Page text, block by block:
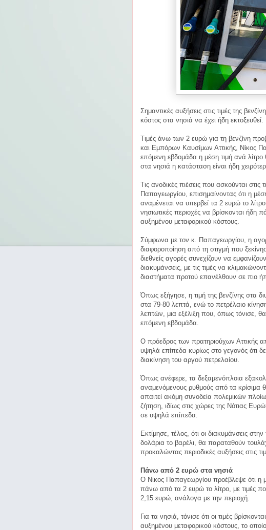
Σημαντικές αυξήσεις στις τιμές της
κόστος στα νησιά να έχει ήδη εκτοξευθεί.
Τιμές άνω των 2 ευρώ για τη βενζίνη
και Εμπόρων Καυσίμων Αττικής, Νίκος
επόμενη εβδομάδα η μέση τιμή ανά
στα νησιά η κατάσταση είναι ήδη
Τις ανοδικές πιέσεις που ασκούνται
Παπαγεωργίου, επισημαίνοντας ότι η
αναμένεται να υπερβεί τα 2 ευρώ το
νησιωτικές περιοχές να βρίσκονται
αυξημένου μεταφορικού κόστους.
Σύμφωνα με τον κ. Παπαγεωργίου, η
διαφοροποίηση από τη στιγμή που
διεθνείς αγορές συνεχίζουν να
διακυμάνσεις, με τις τιμές να
διαστήματα προτού επανέλθουν σε πιο
Όπως εξήγησε, η τιμή της βενζίνης στα
στα 79-80 λεπτά, ενώ το πετρέλαιο
λεπτών, μια εξέλιξη που, όπως τόνισε, θα
επόμενη εβδομάδα.
Ο πρόεδρος των πρατηριούχων Αττικής
υψηλά επίπεδα κυρίως στο γεγονός ότι
διακίνηση του αργού πετρελαίου.
Όπως ανέφερε, τα δεξαμενόπλοια
αναμενόμενους ρυθμούς από τα κρίσιμα
απαιτεί ακόμη συνοδεία πολεμικών
ζήτηση, ιδίως στις χώρες της Νότιας
σε υψηλά επίπεδα.
Εκτίμησε, τέλος, ότι οι διακυμάνσεις
δολάρια το βαρέλι, θα παραταθούν
προκαλώντας περιοδικές αυξήσεις στις
Πάνω από 2 ευρώ στα νησιά
Ο Νίκος Παπαγεωργίου προέβλεψε ότι η
πάνω από τα 2 ευρώ το λίτρο, με τιμές
2,15 ευρώ, ανάλογα με την περιοχή.
Για τα νησιά, τόνισε ότι οι τιμές
αυξημένου μεταφορικού κόστους, το